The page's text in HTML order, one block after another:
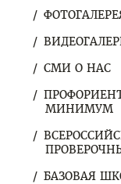
СМИ О НАС
МИНИМУМ
БАЗОВАЯ